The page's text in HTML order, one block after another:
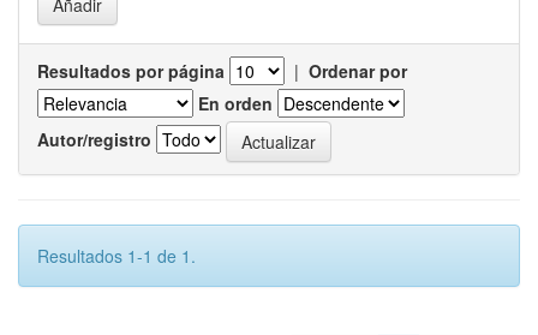
Resultados por página | Ordenar por
En orden
Autor/registro
Resultados 1-1 de 1.